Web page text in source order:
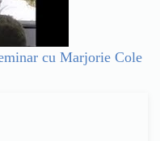
cu Marjorie Cole